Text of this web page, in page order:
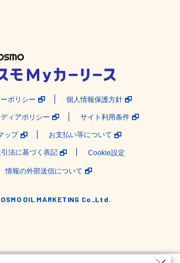
ポリシー 個人情報保護方針
ィアポリシー サイト利用条件
ップ お支払い等について
法に基づく表記 Cookie設定
情報の外部送信について
OIL MARKETING Co.,Ltd.